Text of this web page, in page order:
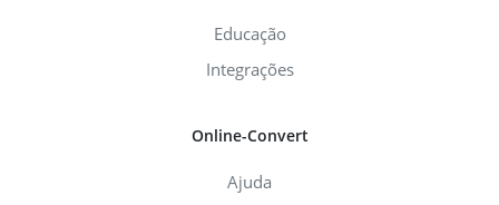
Educação
Integrações
Online-Convert
Ajuda